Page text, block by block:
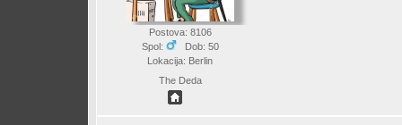
Postova: 8106
Spol:
Dob: 50
Lokacija: Berlin
The Deda